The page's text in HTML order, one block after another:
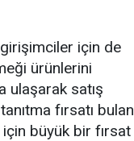
için de
ürünlerini
ulaşarak satış
fırsatı bulan
için büyük bir fırsat